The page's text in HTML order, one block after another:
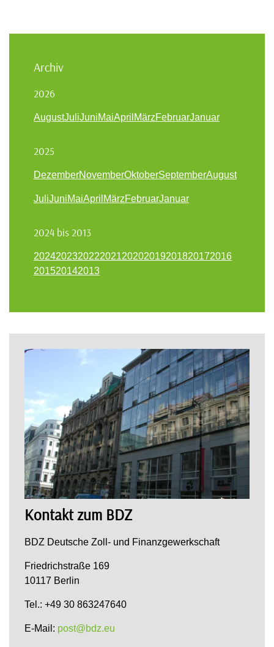
Archiv
2026
AugustJuliJuniMaiApril MärzFebruarJanuar
2025
DezemberNovemberOktoberSeptemberAugust
JuliJuniMaiApril MärzFebruarJanuar
2024 bis 2013
202420232022202120202019201820172016
201520142013
Kontakt zum BDZ
BDZ Deutsche Zoll- und Finanzgewerkschaft
Friedrichstraße 169
10117 Berlin
Tel.: +49 30 863247640
E-Mail: post@bdz.eu